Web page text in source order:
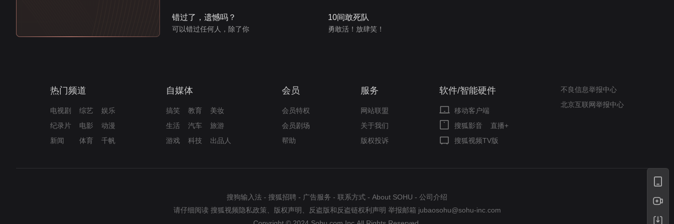
错过了，遗憾吗？
可以错过任何人，除了你
10间敢死队
勇敢活！放肆笑！
热门频道
电视剧 综艺
娱乐
纪录片
电影
动漫
新闻
体育 千帆
自媒体
搞笑 教育
美妆
生活
汽车
旅游
游戏
科技 出品人
会员
会员特权
会员剧场
帮助
服务
网站联盟
关于我们
版权投诉
软件/智能硬件
移动客户端
搜狐影音
直播+
搜狐视频TV版
不良信息举报中心
北京互联网举报中心
搜狗输入法 - 搜狐招聘 - 广告服务 - 联系方式 - About SOHU - 公司介绍
请仔细阅读 搜狐视频隐私政策 版权声明 反盗版和反盗链权利声明 举报邮箱 jubaosohu@sohu-inc.com